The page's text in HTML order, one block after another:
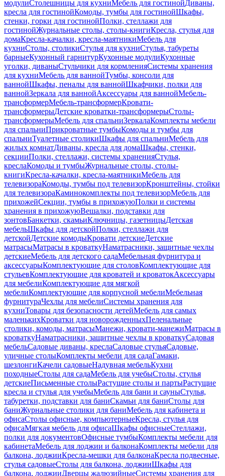
модулиСтолешницы для кухниМебель для гостинойДиваны,
кресла для гостинойКомоды, тумбы для гостинойШкафы,
стенки, горки для гостинойПолки, стеллажи для
гостинойЖурнальные столы, столы-книгиКресла, стулья для
домаКресла-качалки, кресла-маятникиМебель для
кухниСтолы, столикиСтулья для кухниСтулья, табуреты
барныеКухонный гарнитурКухонные модулиКухонные
уголки, диваныСтульчики для кормленияСистемы хранения
для кухниМебель для ваннойТумбы, консоли для
ваннойШкафы, пеналы для ваннойШкафчики, полки для
ваннойЗеркала для ваннойАксессуары для ваннойМебель-
трансформерМебель-трансформерКровати-
трансформерыДетские кроватки-трансформерыСтолы-
трансформерыМебель для спальниЗеркалаКомплекты мебели
для спальниПрикроватные тумбыКомоды и тумбы для
спальниТуалетные столикиШкафы для спальниМебель для
жилых комнатДиваны, кресла для домаШкафы, стенки,
секцииПолки, стеллажи, системы храненияСтулья,
креслаКомоды и тумбыЖурнальные столы, столы-
книгиКресла-качалки, кресла-маятникиМебель для
телевизораКомоды, тумбы под телевизорКронштейны, стойки
для телевизораКаминокомплекты под телевизорМебель для
прихожейСекции, тумбы в прихожуюПолки и системы
хранения в прихожуюВешалки, подставки для
зонтовБанкетки, скамьиКлючницы, газетницыДетская
мебельШкафы для детскойПолки, стеллажи для
детскойДетские комодыКровати детскиеДетские
матрасыМатрасы в кроваткуНаматрасники, защитные чехлы
детскиеМебель для детского садаМебельная фурнитура и
аксессуарыКомплектующие для столовКомплектующие для
стульевКомплектующие для кроватей и кроватокАксессуары
для мебелиКомплектующие для мягкой
мебелиКомплектующие для корпусной мебелиМебельная
фурнитураЧехлы для мебелиСистемы хранения для
кухниТовары для безопасности детейМебель для самых
маленькихКроватки для новорожденныхПеленальные
столики, комоды, матрасыМанежи, кровати-манежиМатрасы в
кроваткуНаматрасники, защитные чехлы в кроваткуСадовая
мебельСадовые диваны, креслаСадовые стульяСадовые,
уличные столыКомплекты мебели для садаГамаки,
шезлонгиКачели садовыеНадувная мебельКухни
походныеСтолы для садаМебель для учебыСтолы, стулья
детскиеПисьменные столыРастущие столы и партыРастущие
кресла и стулья для учебыМебель для бани и сауныСтулья,
табуретки, подставки для баниСкамьи для баниСтолы для
баниЖурнальные столики для баниМебель для кабинета и
офисаСтолы офисные, компьютерныеКресла, стулья для
офисаМягкая мебель для офисаШкафы офисныеСтеллажи,
полки для документовОфисные тумбыКомплекты мебели для
кабинетаМебель для лоджии и балконаКомплекты мебели для
балкона, лоджииКресла-мешки для балконаКресла подвесные,
стулья садовыеСтолы для балкона, лоджииШкафы для
балкона, лоджииДверцы жалюзийныеСистемы хранения для